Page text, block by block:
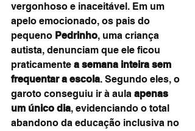
vergonhoso e inaceitável. Em um
apelo emocionado, os pais do
pequeno Pedrinho, uma criança
autista, denunciam que ele ficou
praticamente a semana inteira sem
frequentar a escola. Segundo eles, o
garoto conseguiu ir à aula apenas
um único dia, evidenciando o total
abandono da educação inclusiva no